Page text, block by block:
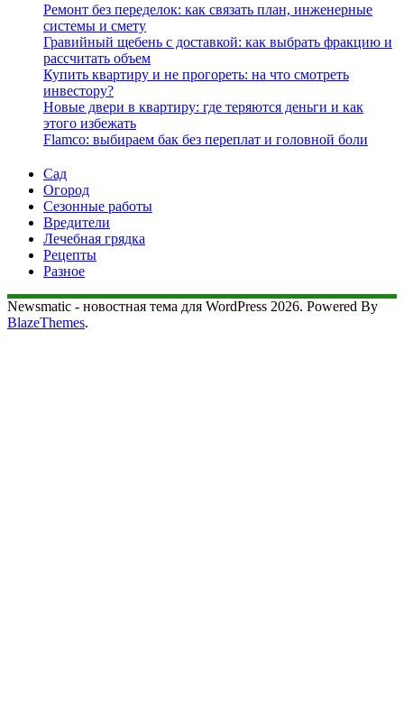
Ремонт без переделок: как связать план, инженерные
системы и смету
Гравийный щебень с доставкой: как выбрать фракцию и
рассчитать объем
Купить квартиру и не прогореть: на что смотреть
инвестору?
Новые двери в квартиру: где теряются деньги и как
этого избежать
Flamco: выбираем бак без переплат и головной боли
Сад
Огород
Сезонные работы
Вредители
Лечебная грядка
Рецепты
Разное
Newsmatic - новостная тема для WordPress 2026. Powered By
BlazeThemes.